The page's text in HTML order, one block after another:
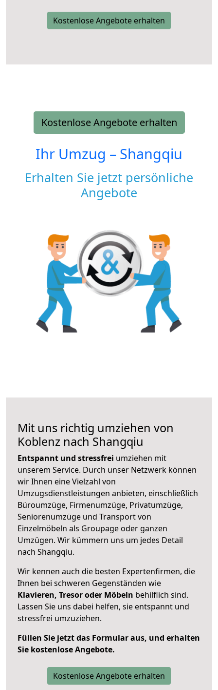
Kostenlose Angebote erhalten
Kostenlose Angebote erhalten
Ihr Umzug – Shangqiu
Erhalten Sie jetzt persönliche
Angebote
Mit uns richtig umziehen von
Koblenz nach Shangqiu
Entspannt und stressfrei umziehen mit
unserem Service. Durch unser Netzwerk können
wir Ihnen eine Vielzahl von
Umzugsdienstleistungen anbieten, einschließlich
Büroumzüge, Firmenumzüge, Privatumzüge,
Seniorenumzüge und Transport von
Einzelmöbeln als Groupage oder ganzen
Umzügen. Wir kümmern uns um jedes Detail
nach Shangqiu.
Wir kennen auch die besten Expertenfirmen, die
Ihnen bei schweren Gegenständen wie
Klavieren, Tresor oder Möbeln behilflich sind.
Lassen Sie uns dabei helfen, sie entspannt und
stressfrei umzuziehen.
Füllen Sie jetzt das Formular aus, und erhalten
Sie kostenlose Angebote.
Kostenlose Angebote erhalten